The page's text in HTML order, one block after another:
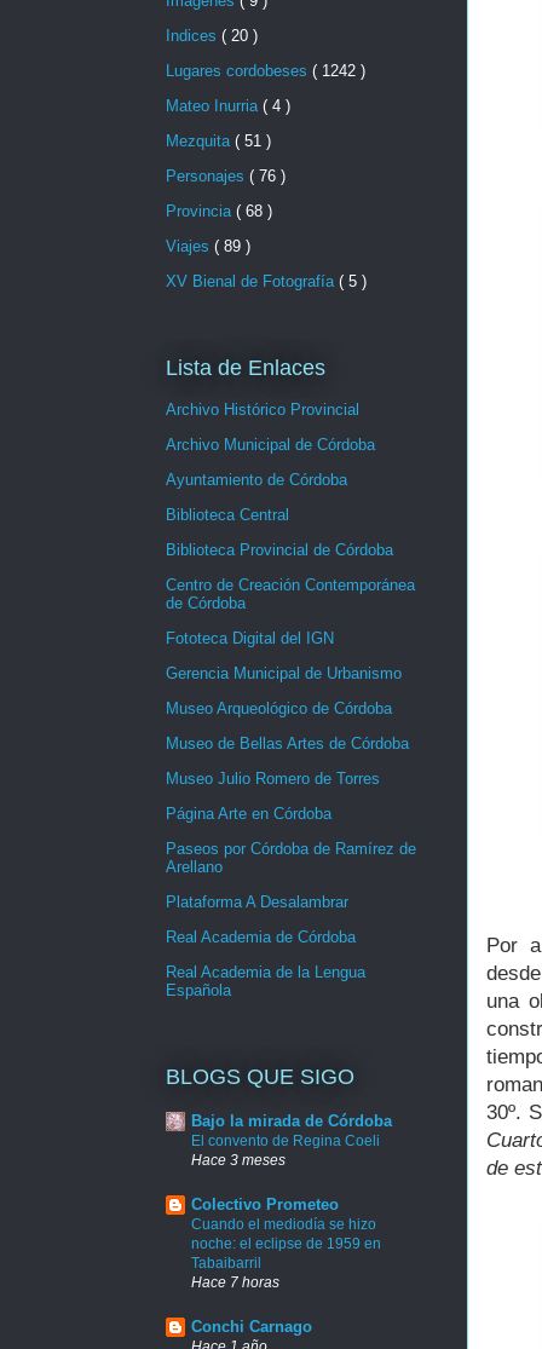
Por
una
30º.
de
Indices ( 20 )
Lugares cordobeses ( 1242 )
Mateo Inurria ( 4 )
Mezquita ( 51 )
Personajes ( 76 )
Provincia ( 68 )
Viajes ( 89 )
XV Bienal de Fotografía ( 5 )
Lista de Enlaces
Archivo Histórico Provincial
Archivo Municipal de Córdoba
Ayuntamiento de Córdoba
Biblioteca Central
Biblioteca Provincial de Córdoba
Centro de Creación Contemporánea
de Córdoba
Fototeca Digital del IGN
Gerencia Municipal de Urbanismo
Museo Arqueológico de Córdoba
Museo de Bellas Artes de Córdoba
Museo Julio Romero de Torres
Página Arte en Córdoba
Paseos por Córdoba de Ramírez de
Arellano
Plataforma A Desalambrar
Real Academia de Córdoba
Real Academia de la Lengua
Española
BLOGS QUE SIGO
Bajo la mirada de Córdoba
El convento de Regina Coeli
Hace 3 meses
Colectivo Prometeo
Cuando el mediodía se hizo
noche: el eclipse de 1959 en
Tabaibarril
Hace 7 horas
Conchi Carnago
Hace 1 año